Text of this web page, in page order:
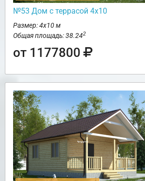
№53 Дом с террасой 4х10
Размер: 4х10 м
Общая площадь: 38.242
от 1177800